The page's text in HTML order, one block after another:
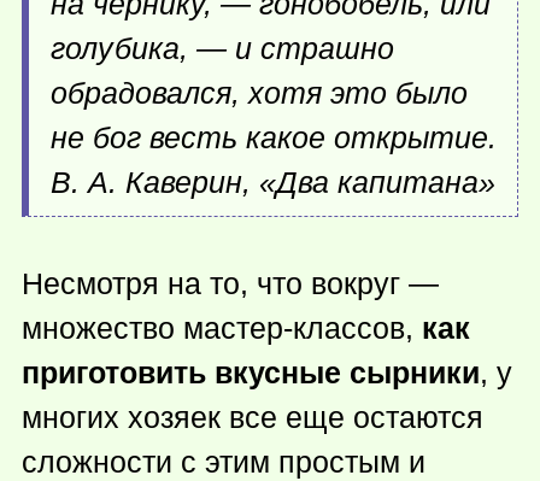
голубика, — и страшно
обрадовался, хотя это было
не бог весть какое открытие.
В. А. Каверин, «Два капитана»
Несмотря на то, что вокруг —
множество мастер-классов, как
приготовить вкусные сырники, у
многих хозяек все еще остаются
сложности с этим простым и